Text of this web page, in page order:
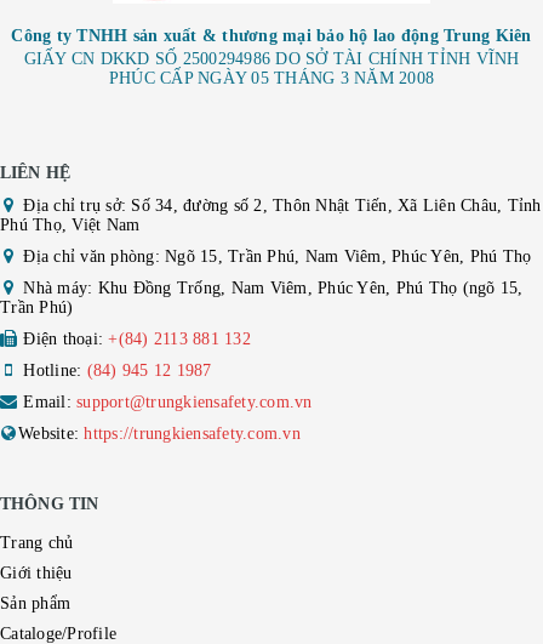
Công ty TNHH sản xuất & thương mại bảo hộ lao động Trung Kiên
GIẤY CN DKKD SỐ 2500294986 DO SỞ TÀI CHÍNH TỈNH VĨNH
PHÚC CẤP NGÀY 05 THÁNG 3 NĂM 2008
LIÊN HỆ
Địa chỉ trụ sở: Số 34, đường số 2, Thôn Nhật Tiến, Xã Liên Châu, Tỉnh
Phú Thọ, Việt Nam
Địa chỉ văn phòng: Ngõ 15, Trần Phú, Nam Viêm, Phúc Yên, Phú Thọ
Nhà máy: Khu Đồng Trống, Nam Viêm, Phúc Yên, Phú Thọ (ngõ 15,
Trần Phú)
Điện thoại:+(84) 2113 881 132
Hotline: (84) 945 12 1987
Email: support@trungkiensafety.com.vn
Website:https://trungkiensafety.com.vn
THÔNG TIN
Trang chủ
Giới thiệu
Sản phẩm
Cataloge/Profile